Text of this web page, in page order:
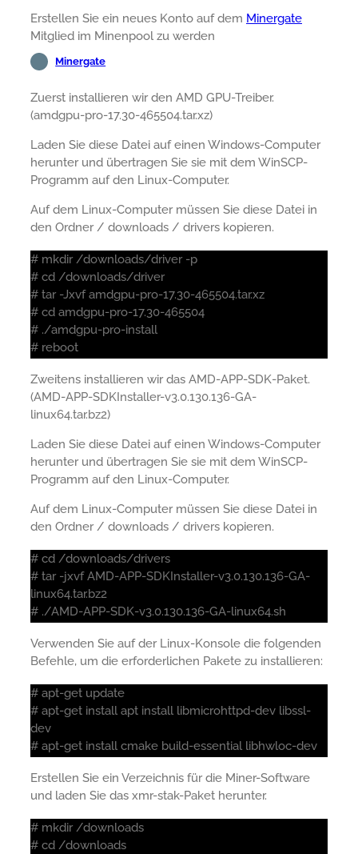
Erstellen Sie ein neues Konto auf dem Minergate
Mitglied im Minenpool zu werden
Minergate
Zuerst installieren wir den AMD GPU-Treiber.
(amdgpu-pro-17.30-465504.tar.xz)
Laden Sie diese Datei auf einen Windows-Computer
herunter und übertragen Sie sie mit dem WinSCP-
Programm auf den Linux-Computer.
Auf dem Linux-Computer müssen Sie diese Datei in
den Ordner / downloads / drivers kopieren.
# mkdir /downloads/driver -p
# cd /downloads/driver
# tar -Jxvf amdgpu-pro-17.30-465504.tar.xz
# cd amdgpu-pro-17.30-465504
# ./amdgpu-pro-install
# reboot
Zweitens installieren wir das AMD-APP-SDK-Paket.
(AMD-APP-SDKInstaller-v3.0.130.136-GA-
linux64.tar.bz2)
Laden Sie diese Datei auf einen Windows-Computer
herunter und übertragen Sie sie mit dem WinSCP-
Programm auf den Linux-Computer.
Auf dem Linux-Computer müssen Sie diese Datei in
den Ordner / downloads / drivers kopieren.
# cd /downloads/drivers
# tar -jxvf AMD-APP-SDKInstaller-v3.0.130.136-GA-
linux64.tar.bz2
# ./AMD-APP-SDK-v3.0.130.136-GA-linux64.sh
Verwenden Sie auf der Linux-Konsole die folgenden
Befehle, um die erforderlichen Pakete zu installieren:
# apt-get update
# apt-get install apt install libmicrohttpd-dev libssl-
dev
# apt-get install cmake build-essential libhwloc-dev
Erstellen Sie ein Verzeichnis für die Miner-Software
und laden Sie das xmr-stak-Paket herunter.
# mkdir /downloads
# cd /downloads